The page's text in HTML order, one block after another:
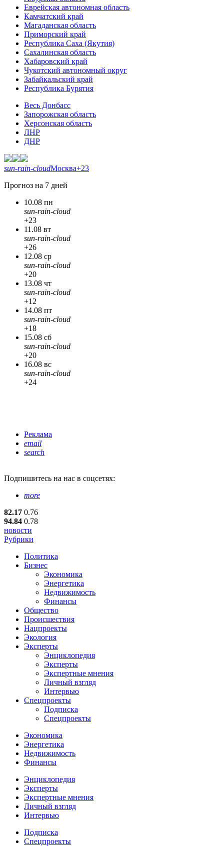
Еврейская автономная область
Камчатский край
Магаданская область
Приморский край
Республика Саха (Якутия)
Сахалинская область
Хабаровский край
Чукотский автономный округ
Забайкальский край
Республика Бурятия
Весь Донбасс
Запорожская область
Херсонская область
ЛНР
ДНР
sun-rain-cloudМосква+23
Прогноз на 7 дней
10.08 пн
sun-rain-cloud
+23
11.08 вт
sun-rain-cloud
+26
12.08 ср
sun-rain-cloud
+20
13.08 чт
sun-rain-cloud
+12
14.08 пт
sun-rain-cloud
+18
15.08 сб
sun-rain-cloud
+20
16.08 вс
sun-rain-cloud
+24
Реклама
email
search
Подпишитесь на нас в соцсетях:
more
82.17 0.76
94.84 0.78
новости
Рубрики
Политика
Бизнес
Экономика
Энергетика
Недвижимость
Финансы
Общество
Происшествия
Нацпроекты
Экология
Эксперты
Энциклопедия
Эксперты
Экспертные мнения
Личный взгляд
Интервью
Спецпроекты
Подписка
Спецпроекты
Экономика
Энергетика
Недвижимость
Финансы
Энциклопедия
Эксперты
Экспертные мнения
Личный взгляд
Интервью
Подписка
Спецпроекты